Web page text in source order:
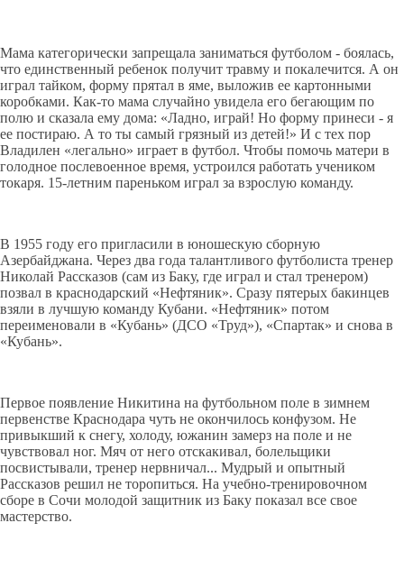
Мама категорически запрещала заниматься футболом - боялась,
что единственный ребенок получит травму и покалечится. А он
играл тайком, форму прятал в яме, выложив ее картонными
коробками. Как-то мама случайно увидела его бегающим по
полю и сказала ему дома: «Ладно, играй! Но форму принеси - я
ее постираю. А то ты самый грязный из детей!» И с тех пор
Владилен «легально» играет в футбол. Чтобы помочь матери в
голодное послевоенное время, устроился работать учеником
токаря. 15-летним пареньком играл за взрослую команду.
В 1955 году его пригласили в юношескую сборную
Азербайджана. Через два года талантливого футболиста тренер
Николай Рассказов (сам из Баку, где играл и стал тренером)
позвал в краснодарский «Нефтяник». Сразу пятерых бакинцев
взяли в лучшую команду Кубани. «Нефтяник» потом
переименовали в «Кубань» (ДСО «Труд»), «Спартак» и снова в
«Кубань».
Первое появление Никитина на футбольном поле в зимнем
первенстве Краснодара чуть не окончилось конфузом. Не
привыкший к снегу, холоду, южанин замерз на поле и не
чувствовал ног. Мяч от него отскакивал, болельщики
посвистывали, тренер нервничал... Мудрый и опытный
Рассказов решил не торопиться. На учебно-тренировочном
сборе в Сочи молодой защитник из Баку показал все свое
мастерство.